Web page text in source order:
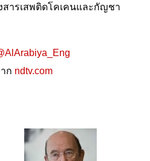
ารเสพติดโคเคนและกัญชา
ก ndtv.com